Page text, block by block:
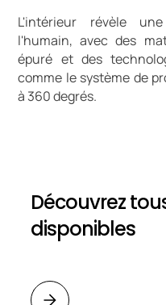
L'intérieur révèle
l'humain, avec des
épuré et des
comme le système de
à 360 degrés.
Découvrez
disponibles